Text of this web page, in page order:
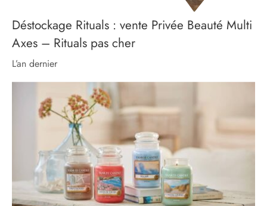
Déstockage Rituals : vente Privée Beauté Multi
Axes – Rituals pas cher
l’an dernier